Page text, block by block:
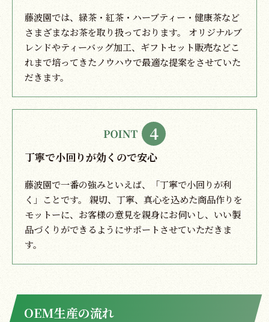
藤波園では、緑茶・紅茶・ハーブティー・健康茶など
さまざまなお茶を取り扱っております。 オリジナルブ
レンドやティーバッグ加工、ギフトセット販売などこ
れまで培ってきたノウハウで最適な提案をさせていた
だきます。
丁寧で小回りが効くので安心
藤波園で一番の強みといえば、「丁寧で小回りが利
く」ことです。 親切、丁寧、真心を込めた商品作りを
モットーに、お客様の意見を親身にお伺いし、いい製
品づくりができるようにサポートさせていただきま
す。
OEM生産の流れ